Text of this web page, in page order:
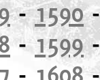
-1590
-1599